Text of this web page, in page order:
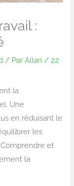
:
/ ParAllan / 22
la
Une
en réduisant le
les
et
la